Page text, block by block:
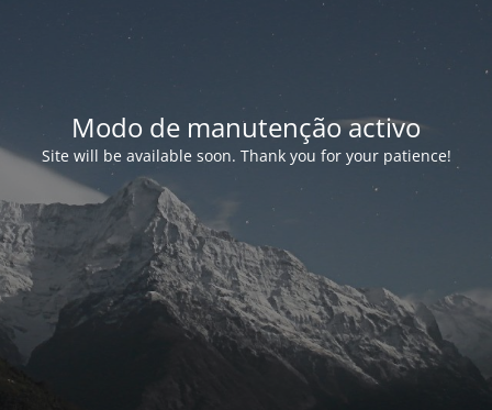
Modo de manutenção activo
Site will be available soon. Thank you for your patience!